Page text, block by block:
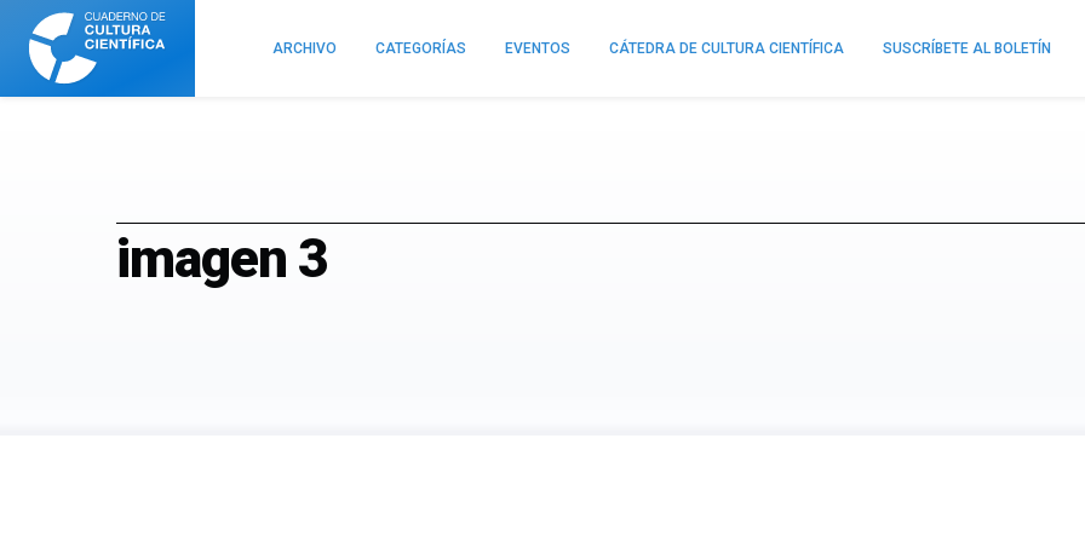
Cuaderno
Cultura
Científica
ARCHIVO CATEGORÍAS EVENTOS CÁTEDRA DE CULTURA CIENTÍFICA SUSCRÍBETE AL BOLETÍN
imagen 3